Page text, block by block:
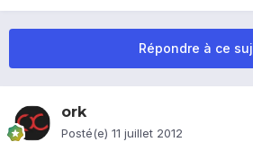
Répondre à ce
ork
Posté(e) 11 juillet 2012